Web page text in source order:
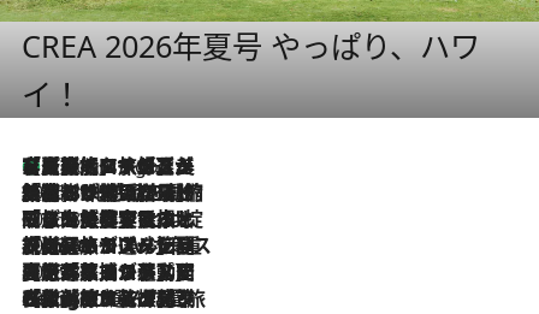
CREA 2026年夏号 やっぱり、ハワ
イ！
6 Hours Ago
【厳選旅コスメ】「多機能アイテムがメイン！」旅好き美容エディターが選んだ夏旅ベストコスメを発表【Mサイズジップ】
2026.8.6
「荷物が増えるほど旅ストレスは増す」美容ジャーナリストがたどり着いた最終結論。“化粧品を劇的に減らす”感動の凝縮美容とは
2026.8.6
「旅先には金髪ウィッグを持参」日本と同じメイクでは損してる!? 美容ジャーナリストが提案する“掟破りの旅美容”とは
2026.8.6
【厳選旅コスメ】「身軽さ＆UV対策重視！」ヘアアーティストshucoが選んだ夏旅ベストコスメを発表【Mサイズジップ】
2026.8.5
【厳選旅コスメ】国内をあちこち移動する河井菜摘が選んだ夏旅ベストコスメ発表！「リラックスアイテムはマスト」【Mサイズジップ】
2026.8.4
【厳選旅コスメ】「紫外線＆乾燥対策しながらメイク感も！」ヘア＆メイクGeorgeが選んだ夏旅ベストコスメを発表！【Mサイズジップ】